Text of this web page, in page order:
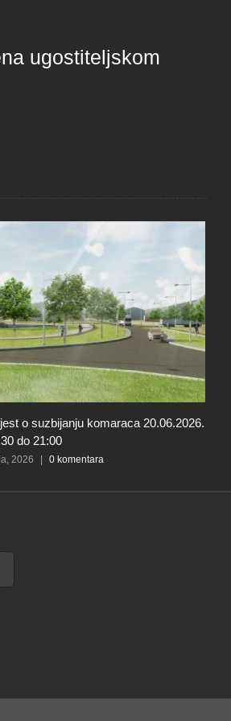
ugostiteljskom
o suzbijanju komaraca 20.06.2026.
do 21:00
2026 0 komentara